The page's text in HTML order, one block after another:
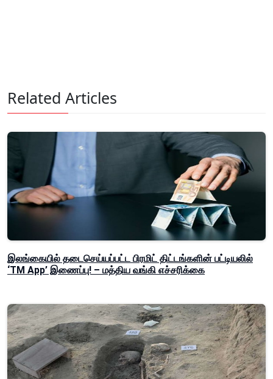
Related Articles
இலங்கையில் தடைசெய்யப்பட்ட பிரமிட் திட்டங்களின் பட்டியலில்
‘TM App’ இணைப்பு! – மத்திய வங்கி எச்சரிக்கை